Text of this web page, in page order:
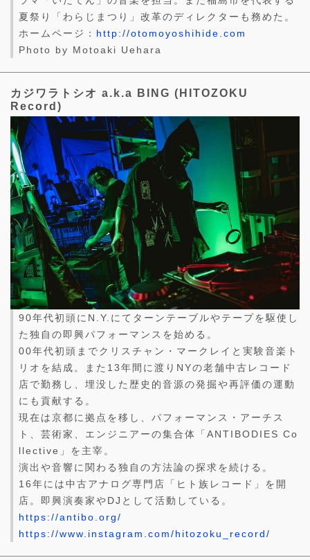
夏祭り「わらじまつり」改革のディレクターも務めた。
ホームページ： http://otomoyoshihide.com
Photo by Motoaki Uehara
カジワラトシオ a.k.a BING (HITOZOKU
Record)
90年代初頭にN.Y.にてターンテーブルやテープを駆使し
た独自の即興パフォーマンスを始める。
00年代初頭までクリスチャン・マークレイと実験音楽ト
リオを結成。また13年間に渡りNYの老舗中古レコード
店で勤務し、埋没した歴史的音源の発掘や再評価の運動
にも貢献する。
現在は京都に拠点を移し、パフォーマンス・アーチス
ト、芸術家、エンジニアーの集合体「ANTIBODIES Co
llective」を主宰。
演出や音響に関わる独自の方法論の探求を続ける。
16年には中古アナログ専門店「ヒト族レコード」を開
店。即興演奏家やDJとして活動している。
https://antibo.org/
https://www.instagram.com/hitozoku_record/